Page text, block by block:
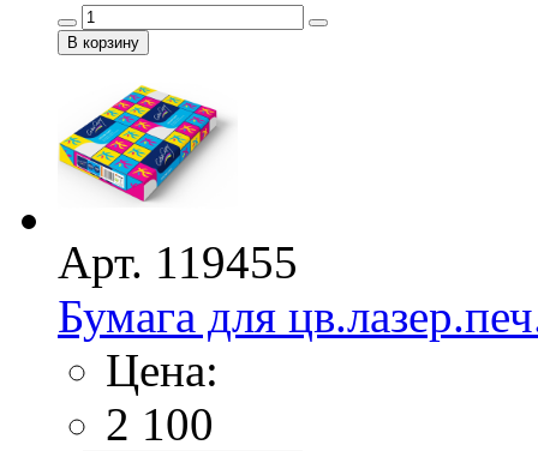
Арт. 119455
Бумага для
Цена:
2 100